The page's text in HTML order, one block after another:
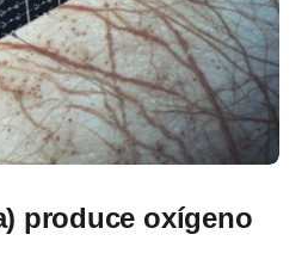
produce oxígeno